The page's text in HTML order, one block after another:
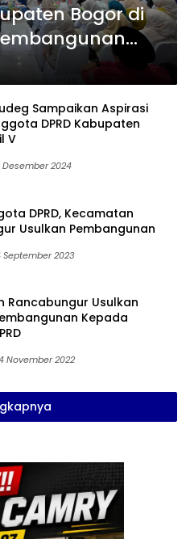
Bogor di
Utama
Sampaikan Aspirasi
DPRD Kabupaten
V
Desember 2024
DPRD, Kecamatan
Usulkan Pembangunan
September 2023
Rancabungur Usulkan
Kepada
November 2022